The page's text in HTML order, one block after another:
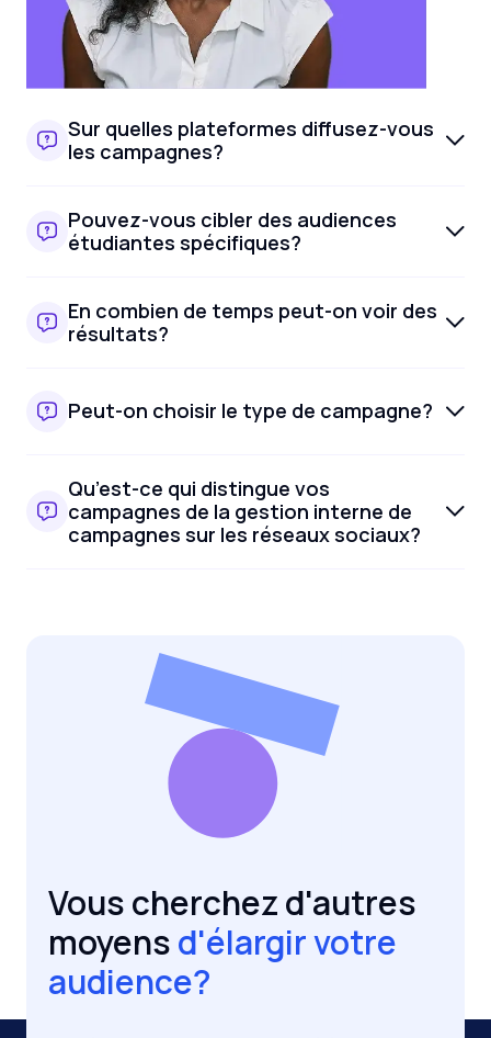
Sur quelles plateformes diffusez-vous
les campagnes?
Pouvez-vous cibler des audiences
étudiantes spécifiques?
En combien de temps peut-on voir des
résultats?
Peut-on choisir le type de campagne?
Qu’est-ce qui distingue vos
campagnes de la gestion interne de
campagnes sur les réseaux sociaux?
Vous cherchez d'autres
moyensd'élargir votre
audience?